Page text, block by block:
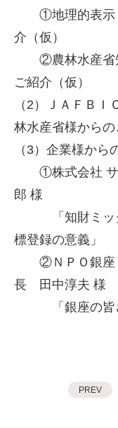
①地理的表示
介（仮）
②農林水産省
ご紹介（仮）
（2）ＪＡＦＢ
林水産省様から
（3）企業様から
①株式会社
郎 様
「知財ミ
標登録の意義」
②ＮＰＯ銀座
長 田中淳夫 様
「銀座の
PREV